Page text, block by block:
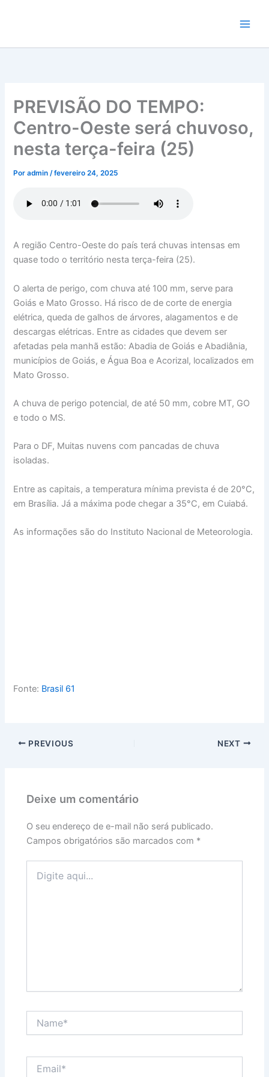
conteúdo
PREVISÃO DO TEMPO:
Centro-Oeste será chuvoso,
nesta terça-feira (25)
Poradmin/fevereiro 24, 2025
A região Centro-Oeste do país terá chuvas intensas em
quase todo o território nesta terça-feira (25).
O alerta de perigo, com chuva até 100 mm, serve para
Goiás e Mato Grosso. Há risco de de corte de energia
elétrica, queda de galhos de árvores, alagamentos e de
descargas elétricas. Entre as cidades que devem ser
afetadas pela manhã estão: Abadia de Goiás e Abadiânia,
municípios de Goiás, e Água Boa e Acorizal, localizados em
Mato Grosso.
A chuva de perigo potencial, de até 50 mm, cobre MT, GO
e todo o MS.
Para o DF, Muitas nuvens com pancadas de chuva
isoladas.
Entre as capitais, a temperatura mínima prevista é de 20°C,
em Brasília. Já a máxima pode chegar a 35°C, em Cuiabá.
As informações são do Instituto Nacional de Meteorologia.
Fonte: Brasil 61
PREVIOUS NEXT
Deixe um comentário
O seu endereço de e-mail não será publicado.
Campos obrigatórios são marcados com *
aqui...